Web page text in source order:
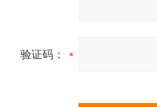
验证码：